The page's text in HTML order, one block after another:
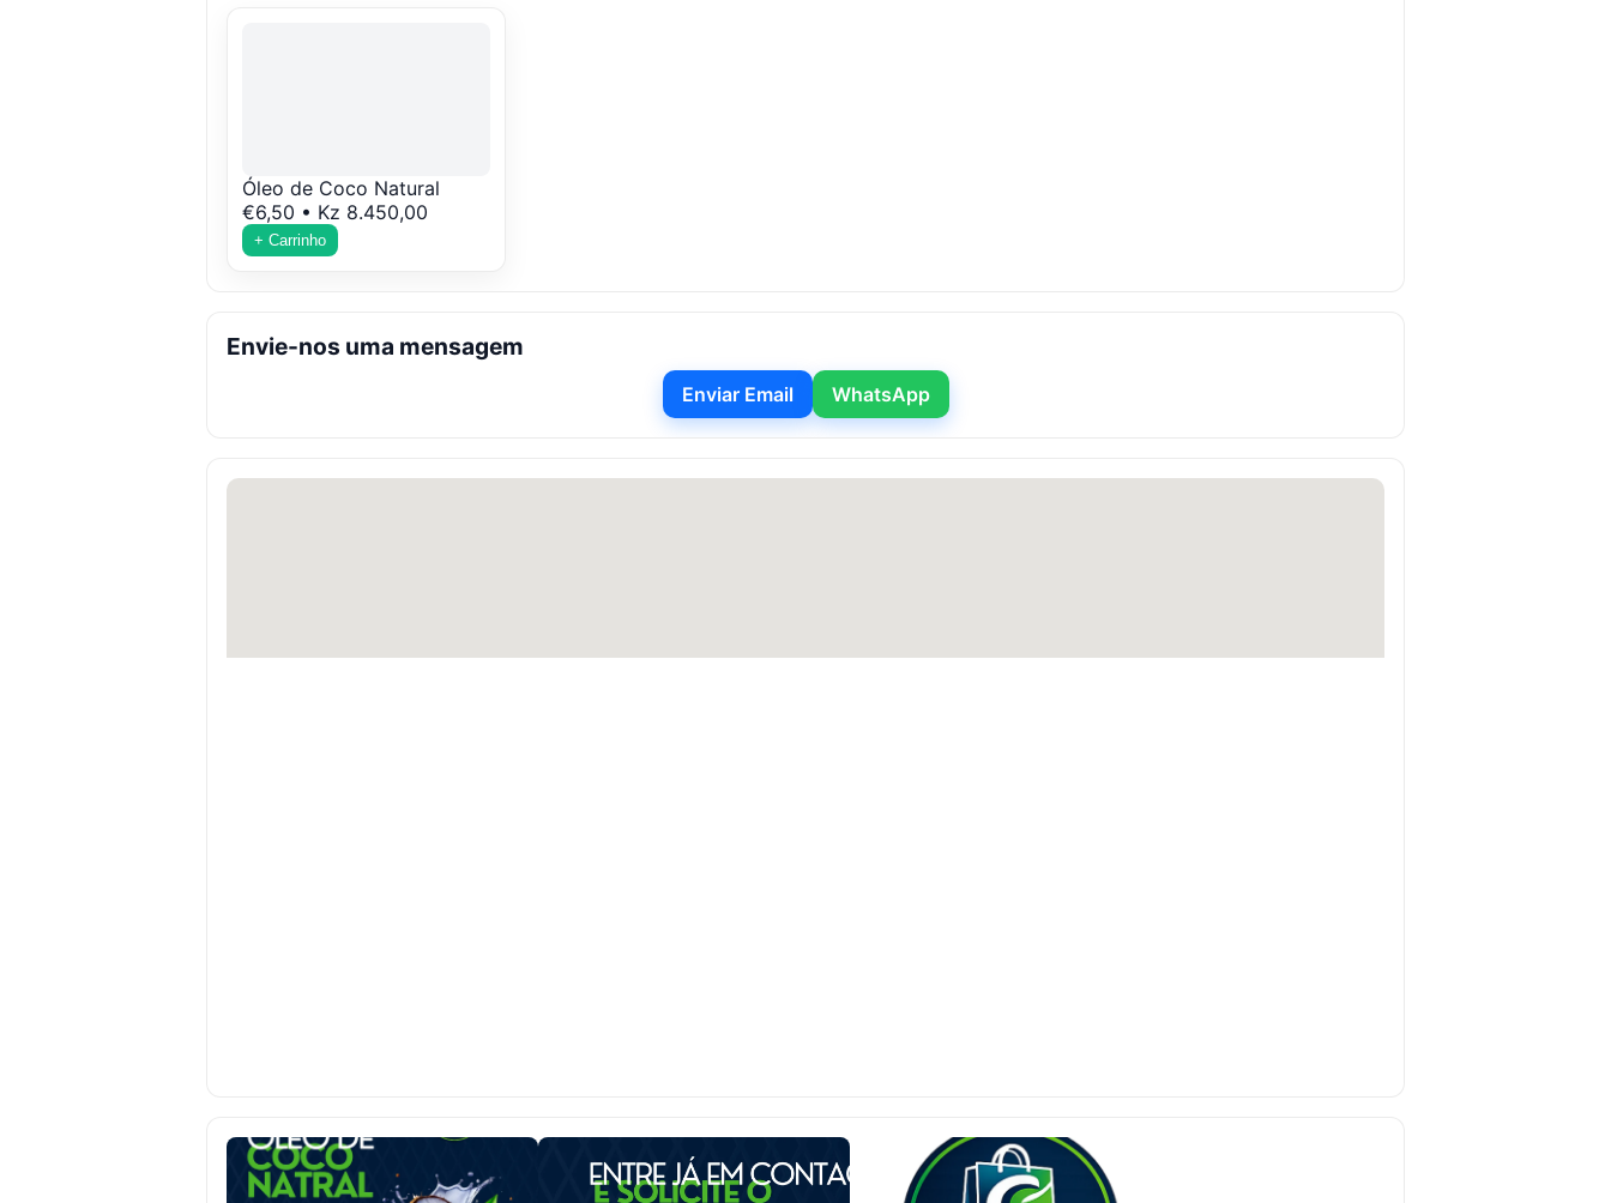
Óleo de Coco Natural
€6,50 • Kz 8.450,00
+ Carrinho
Envie-nos uma mensagem
Enviar Email WhatsApp